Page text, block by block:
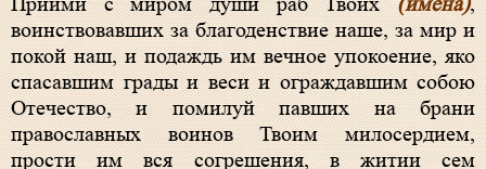
воинствовавших за благоденствие наше, за мир и
покой наш, и подаждь им вечное упокоение, яко
спасавшим грады и веси и ограждавшим собою
Отечество, и помилуй павших на брани
православных воинов Твоим милосердием,
прости им вся согрешения, в житии сем